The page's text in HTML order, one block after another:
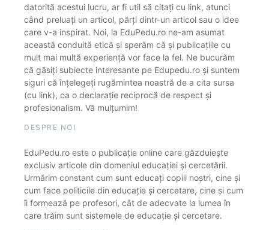
datorită acestui lucru, ar fi util să citați cu link, atunci
când preluați un articol, părți dintr-un articol sau o idee
care v-a inspirat. Noi, la EduPedu.ro ne-am asumat
această conduită etică și sperăm că și publicațiile cu
mult mai multă experiență vor face la fel. Ne bucurăm
că găsiți subiecte interesante pe Edupedu.ro și suntem
siguri că înțelegeți rugămintea noastră de a cita sursa
(cu link), ca o declarație reciprocă de respect și
profesionalism. Vă mulțumim!
DESPRE NOI
EduPedu.ro este o publicație online care găzduiește
exclusiv articole din domeniul educației și cercetării.
Urmărim constant cum sunt educați copiii noștri, cine și
cum face politicile din educație și cercetare, cine și cum
îi formează pe profesori, cât de adecvate la lumea în
care trăim sunt sistemele de educație și cercetare.